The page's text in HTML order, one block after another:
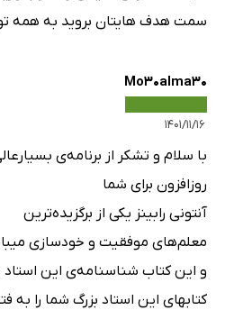
سمت هدف هایتان بروید به همه
Mo30alma30
۱۴۰۱/۱۱/۱۶
با سلام و تشکر از برنامه‌ی
روزافزون برای شما
آنتونی رابینز یکی از برگزیده‌ترین
معلم‌های موفقیت و خودسازی
و این کتاب شناسنامه‌ی این استاد
کتابهای این استاد بزرگ شما را